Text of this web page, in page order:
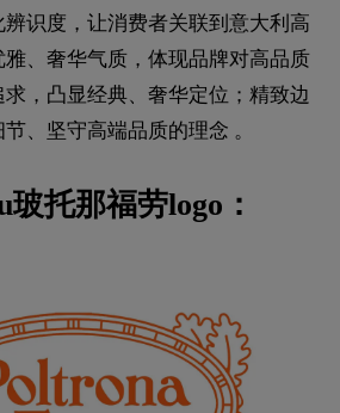
识度，让消费者关联到意大利高
、奢华气质，体现品牌对高品质
，凸显经典、奢华定位；精致边
、坚守高端品质的理念 。
托那福劳logo：